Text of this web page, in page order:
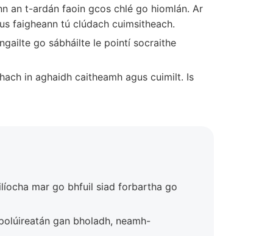
an t-ardán faoin gcos chlé go hiomlán. Ar
faigheann tú clúdach cuimsitheach.
go sábháilte le pointí socraithe
in aghaidh caitheamh agus cuimilt. Is
mar go bhfuil siad forbartha go
gan bholadh, neamh-